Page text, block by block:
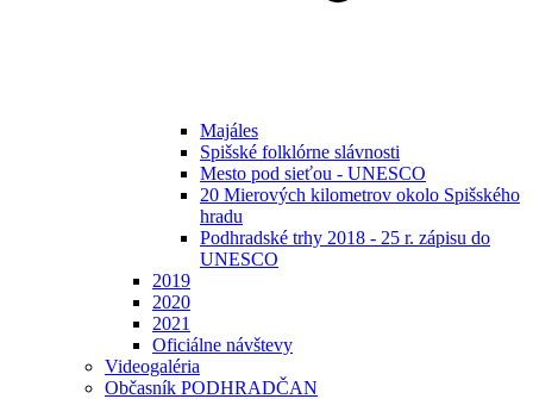
Majáles
Spišské folklórne slávnosti
Mesto pod sieťou - UNESCO
20 Mierových kilometrov okolo Spišského
hradu
Podhradské trhy 2018 - 25 r. zápisu do
UNESCO
2019
2020
2021
Oficiálne návštevy
Videogaléria
Občasník PODHRADČAN